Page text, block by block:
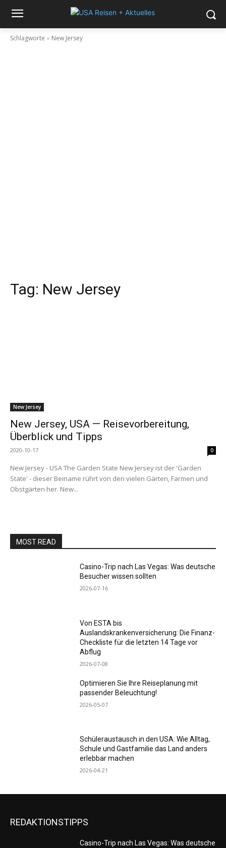
Schlagworte New Jersey
Tag: New Jersey
New Jersey
New Jersey, USA — Reisevorbereitung,
Überblick und Tipps
2020-10-17 0
New Jersey - USA The Garden State New Jersey ist der 'Garden
State' - dieser Beiname rührt von den vielen Gärten, Farmen und
Obstgärten her. New...
MOST READ
Casino-Trip nach Las Vegas: Was deutsche
Besucher wissen sollten
2026-07-16
Von ESTA bis
Auslandskrankenversicherung: Die Finanz-
Checkliste für die letzten 14 Tage vor
Abflug
2026-07-08
Optimieren Sie Ihre Reiseplanung mit
passender Beleuchtung!
2026-05-07
Schüleraustausch in den USA: Wie Alltag,
Schule und Gastfamilie das Land anders
erlebbar machen
2026-04-21
REDAKTIONSTIPPS
Casino-Trip nach Las Vegas: Was deutsche